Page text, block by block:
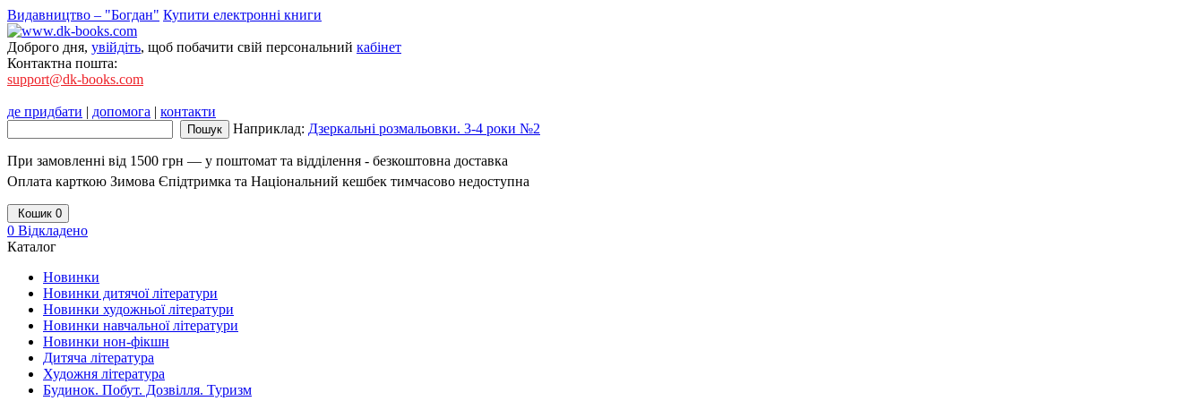
Видавництво – "Богдан" Купити електронні книги
Доброго дня, увійдіть, щоб побачити свій персональний кабінет
Контактна пошта:
support@dk-books.com
де придбати | допомога | контакти
Наприклад: Дзеркальні розмальовки. 3-4 роки №2
При замовленні від 1500 грн — у поштомат та відділення - безкоштовна доставка
Оплата карткою Зимова Єпідтримка та Національний кешбек тимчасово недоступна
Кошик 0
0 Відкладено
Каталог
Новинки
Новинки дитячої літератури
Новинки художньої літератури
Новинки навчальної літератури
Новинки нон-фікшн
Дитяча література
Художня література
Будинок. Побут. Дозвілля. Туризм